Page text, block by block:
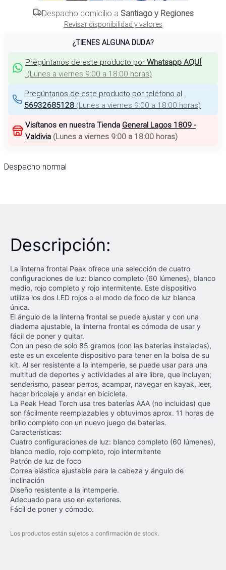
Despacho domicilio a Santiago y Regiones
Revisar disponibilidad y valores
¿TIENES ALGUNA DUDA?
Pregúntanos de este producto por Whatsapp AQUÍ
(Lunes a viernes 9:00 a 18:00 horas)
Pregúntanos de este producto por teléfono al
56932685128 (Lunes a viernes 9:00 a 18:00 horas)
Visítanos en nuestra Tienda General Lagos 1809 -
Valdivia (Lunes a viernes 9:00 a 18:00 horas)
Despacho normal
Descripción:
La linterna frontal Peak ofrece una selección de cuatro
configuraciones de luz: blanco completo (60 lúmenes), blanco
medio, rojo completo y rojo intermitente. Este dispositivo
utiliza los dos LED rojos o el modo de foco de luz blanca
única.
El ángulo de la linterna frontal se puede ajustar y con una
diadema ajustable, la linterna frontal es cómoda de usar y
fácil de poner y quitar.
Con un peso de solo 85 gramos (con las baterías instaladas),
este es un excelente dispositivo para tener en la bolsa de su
kit. Al ser resistente a la intemperie, se puede usar para una
multitud de deportes y actividades al aire libre, que incluyen;
senderismo, pasear perros, acampar, navegar en kayak, leer,
hacer bricolaje y andar en bicicleta.
La Peak Head Torch usa tres baterías AAA (no incluidas) que
son fácilmente reemplazables y obtuvimos aprox. 11 horas de
brillo completo con un nuevo juego de baterías.
Características:
Cuatro configuraciones de luz: blanco completo (60 lúmenes),
blanco medio, rojo completo, rojo intermitente
Patrón de luz de foco
Correa elástica ajustable para la cabeza y ángulo de
inclinación
Diseño resistente a la intemperie.
Adecuado para uso en exteriores.
Fácil de poner y cómodo.
Los productos están sujetos a confirmación de stock.